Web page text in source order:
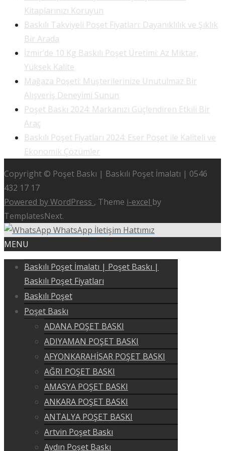
Kitaplarınızı Koruyun
Baskılı Takviyeli Poşet Fiyatları: Dayanıklılık ve Şıklık
Bir Arada
İzmir’de 10 Kg Baskılı Poşet Üretimi: Az Miktar,
Yüksek Kalite
Mağaza Poşeti: Müşterilerinize Unutulmaz Bir
Alışveriş Deneyimi Sunun
Poşet Baskı 2024: Markanızı Güçlendiren Etkili Bir
Araç
Baskılı Poşet Fiyatları 2024: Eser Poşet ile Kaliteli ve
Ekonomik Çözümler
Copyright © Poşet Baskı | Baskılı Poşet İmalatı | 0546
432 17 17
Powered by WordPress , Theme i-excel by
TemplatesNext.
WhatsApp İletişim Hattımız
MENU
Baskılı Poşet İmalatı | Poşet Baskı |
Baskılı Poşet Fiyatları
Baskılı Poşet
Poşet Baskı
ADANA POŞET BASKI
ADIYAMAN POŞET BASKI
AFYONKARAHİSAR POŞET BASKI
AĞRI POŞET BASKI
AMASYA POŞET BASKI
ANKARA POŞET BASKI
ANTALYA POŞET BASKI
Artvin Poşet Baskı
Aydın Poşet Baskı